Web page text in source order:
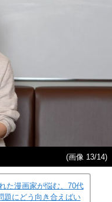
(画像 13/14)
た漫画家が悩む、70代
題にどう向き合えばい